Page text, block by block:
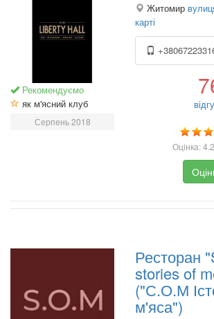
Рекомендуємо
як м'ясний клуб
Серпень 2018
Житомир
карті
Оцінка:4.2
Ресторан
stories of
("С.О.М
м'яса")